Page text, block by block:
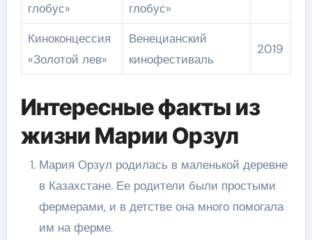
глобус»
глобус»
Киноконцессия
«Золотой лев»
Венецианский
кинофестиваль
2019
Интересные факты из
жизни Марии Орзул
Мария Орзул родилась в маленькой деревне
в Казахстане. Ее родители были простыми
фермерами, и в детстве она много помогала
им на ферме.